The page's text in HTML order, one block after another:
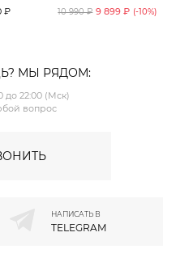
₽
смесового хлопка
10 990 ₽ 9 899 ₽ (-10%)
МЫ РЯДОМ:
до 22:00 (Мск)
вопрос
НАПИСАТЬ В
TELEGRAM